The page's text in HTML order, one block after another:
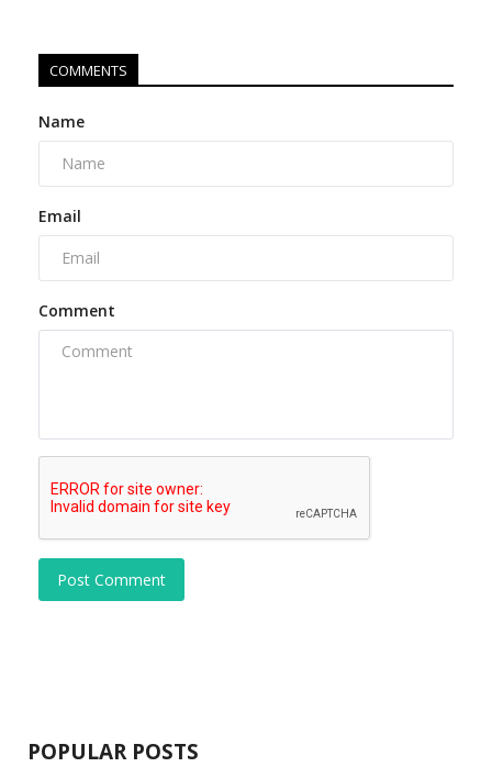
COMMENTS
Name
Email
Comment
Post Comment
POPULAR POSTS